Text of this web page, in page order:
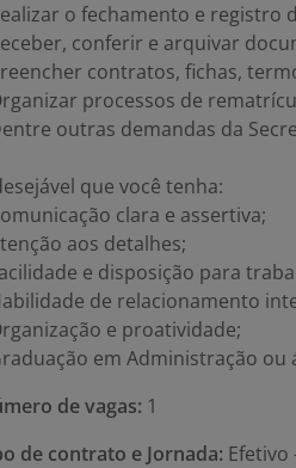
o fechamento e registro
conferir e arquivar
contratos, fichas,
processos de
outras demandas da
que você tenha:
clara e assertiva;
aos detalhes;
e disposição para
de relacionamento
e proatividade;
em Administração ou
de vagas: 1
de contrato e Jornada: Efetivo